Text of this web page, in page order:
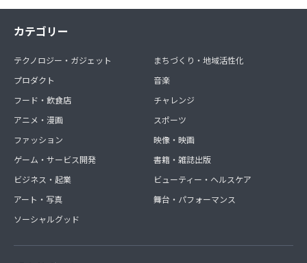
カテゴリー
テクノロジー・ガジェット
プロダクト
フード・飲食店
アニメ・漫画
ファッション
ゲーム・サービス開発
ビジネス・起業
アート・写真
ソーシャルグッド
まちづくり・地域活性化
音楽
チャレンジ
スポーツ
映像・映画
書籍・雑誌出版
ビューティー・ヘルスケア
舞台・パフォーマンス